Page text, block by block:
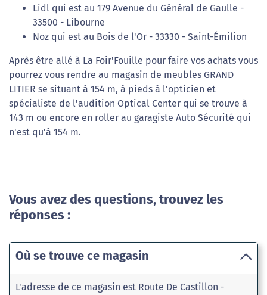
Lidl qui est au 179 Avenue du Général de Gaulle -
33500 - Libourne
Noz qui est au Bois de l'Or - 33330 - Saint-Émilion
Après être allé à La Foir'Fouille pour faire vos achats vous
pourrez vous rendre au magasin de meubles GRAND
LITIER se situant à 154 m, à pieds à l'opticien et
spécialiste de l'audition Optical Center qui se trouve à
143 m ou encore en roller au garagiste Auto Sécurité qui
n'est qu'à 154 m.
Vous avez des questions, trouvez les
réponses :
Où se trouve ce magasin
L'adresse de ce magasin est Route De Castillon -